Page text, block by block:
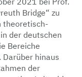
Bridge“ zu
theoretisch-
der deutschen
Bereiche
hinaus
der